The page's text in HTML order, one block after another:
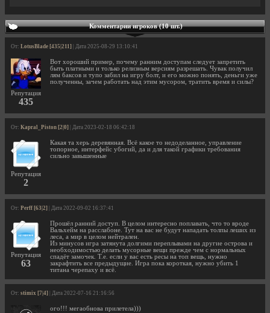
Комментарии игроков (10 шт.)
От: LotusBlade [435|211] | Дата 2025-08-29 13:10:41
Репутация
435
Вот хороший пример, почему ранним доступам следует запретить
быть платными и только релизным версиям разрешать. Чувак получил
лям баксов и тупо забил на игру болт, и его можно понять, деньги уже
полученны, зачем работать над этим мусором, тратить время и силы?
От: Kapral_Piston [2|0] | Дата 2023-02-18 06:42:18
Репутация
2
Какая та херь деревянная. Всё какое то недоделанное, управление
топорное, интерфейс убогий, да и для такой графики требования
сильно завышенные
От: Perff [63|2] | Дата 2022-09-02 16:37:41
Репутация
63
Прошёл ранний доступ. В целом интересно поплавать, что то вроде
Вальхейм на расслабоне. Тут на вас не будут нападать толпы леших из
леса, а мир в целом нейтрален.
Из минусов игра затянута долгими переплывами на другие острова и
необходимостью делать мусорные вещи прежде чем с нормальных
спадёт замочек. Т.е. если у вас есть ресы на топ вещь, нужно
закрафтить все предыдущие. Игра пока короткая, нужно убить 1
титана черепаху и всё.
От: stimix [7|4] | Дата 2022-07-16 21:16:56
ого!!! мегаобнова прилетела)))